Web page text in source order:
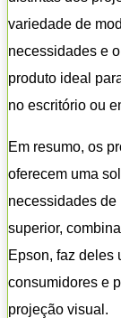
variedade de
necessidades e
produto ideal
no escritório ou
Em resumo, os
oferecem uma
necessidades
superior,
Epson, faz deles
consumidores e
projeção visual.